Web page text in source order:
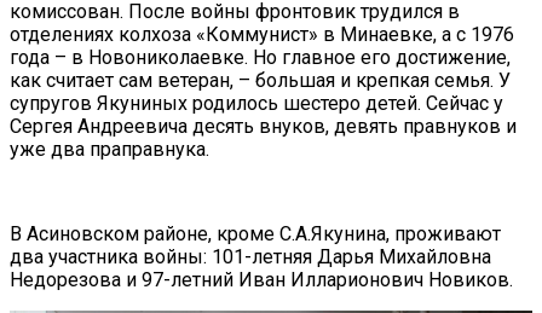
комиссован. После войны фронтовик трудился в
отделениях колхоза «Коммунист» в Минаевке, а с 1976
года – в Новониколаевке. Но главное его достижение,
как считает сам ветеран, – большая и крепкая семья. У
супругов Якуниных родилось шестеро детей. Сейчас у
Сергея Андреевича десять внуков, девять правнуков и
уже два праправнука.
В Асиновском районе, кроме С.А.Якунина, проживают
два участника войны: 101-летняя Дарья Михайловна
Недорезова и 97-летний Иван Илларионович Новиков.